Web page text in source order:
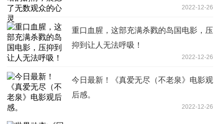
2022-12-26
重口血腥，这部充满杀戮的岛国电影，压
抑到让人无法呼吸！
2022-12-26
今日最新！《真爱无尽（不老泉》电影观
后感。
2022-12-26